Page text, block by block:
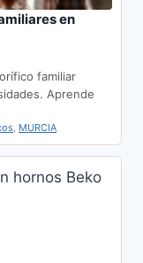
en
familiar
Aprende
, MURCIA